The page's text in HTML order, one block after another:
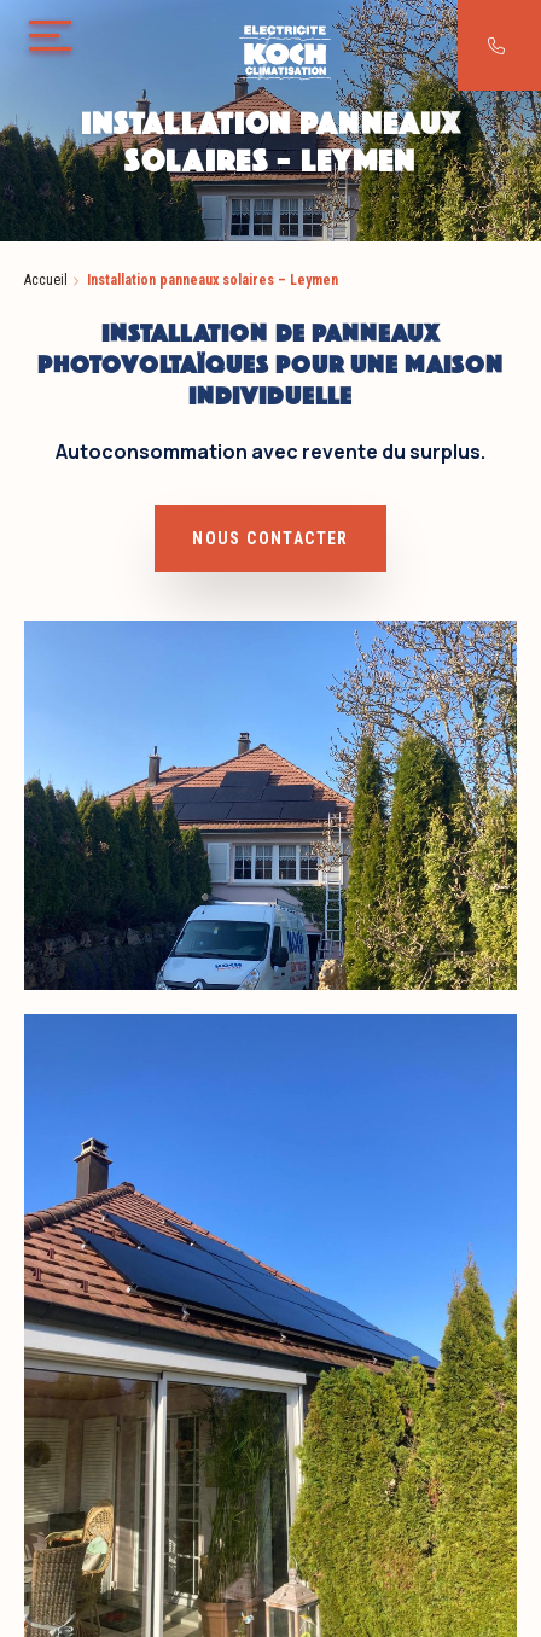
INSTALLATION PANNEAUX
SOLAIRES – LEYMEN
Accueil Installation panneaux solaires – Leymen
INSTALLATION DE PANNEAUX
PHOTOVOLTAÏQUES POUR UNE MAISON
INDIVIDUELLE
Autoconsommation avec revente du surplus.
NOUS CONTACTER